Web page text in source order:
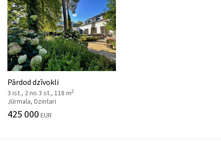
Pārdod dzīvokli
3 ist., 2 no 3 st., 118 m2
Jūrmala, Dzintari
425 000 EUR